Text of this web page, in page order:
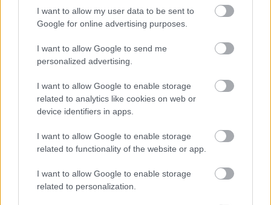
I want to allow my user data to be sent to
Google for online advertising purposes.
I want to allow Google to send me
personalized advertising.
I want to allow Google to enable storage
related to analytics like cookies on web or
device identifiers in apps.
I want to allow Google to enable storage
related to functionality of the website or app.
I want to allow Google to enable storage
related to personalization.
παντού…